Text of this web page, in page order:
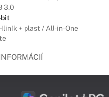
3.0
bit
+ plast / All-in-One